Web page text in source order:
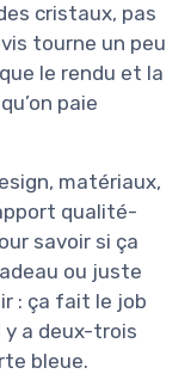
cristaux, pas
tourne un peu
le rendu et la
paie
matériaux,
qualité-
savoir si ça
ou juste
: ça fait le job
y a deux-trois
bleue.